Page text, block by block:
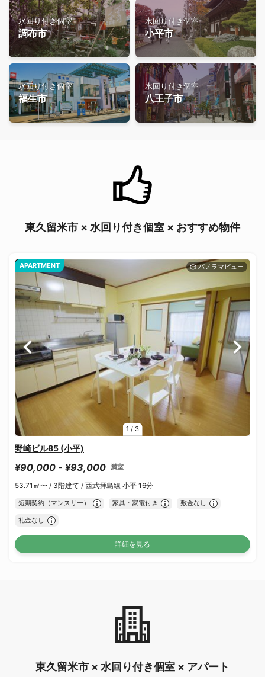
水回り付き個室
調布市
水回り付き個室
小平市
水回り付き個室
福生市
水回り付き個室
八王子市
東久留米市 × 水回り付き個室 × おすすめ物件
1 / 3
APARTMENT
野崎ビル85 (小平)
¥90,000 - ¥93,000 満室
53.71㎡〜 / 3階建て / 西武拝島線 小平 16分
短期契約（マンスリー） 家具・家電付き 敷金なし
礼金なし
詳細を見る
東久留米市 × 水回り付き個室 × アパート